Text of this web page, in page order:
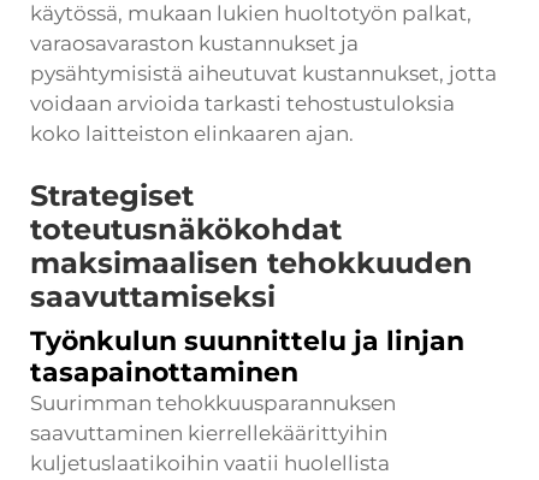
käytössä, mukaan lukien huoltotyön palkat,
varaosavaraston kustannukset ja
pysähtymisistä aiheutuvat kustannukset, jotta
voidaan arvioida tarkasti tehostustuloksia
koko laitteiston elinkaaren ajan.
Strategiset
toteutusnäkökohdat
maksimaalisen tehokkuuden
saavuttamiseksi
Työnkulun suunnittelu ja linjan
tasapainottaminen
Suurimman tehokkuusparannuksen
saavuttaminen kierrellekäärittyihin
kuljetuslaatikoihin vaatii huolellista